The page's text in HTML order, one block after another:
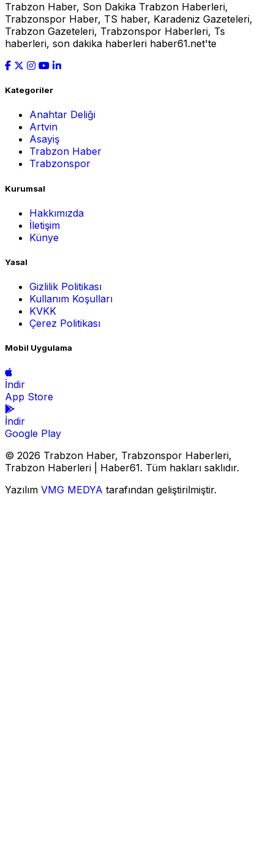
Trabzon Haber, Son Dakika Trabzon Haberleri,
Trabzonspor Haber, TS haber, Karadeniz Gazeteleri,
Trabzon Gazeteleri, Trabzonspor Haberleri, Ts
haberleri, son dakika haberleri haber61.net'te
Kategoriler
Anahtar Deliği
Artvin
Asayiş
Trabzon Haber
Trabzonspor
Kurumsal
Hakkımızda
İletişim
Künye
Yasal
Gizlilik Politikası
Kullanım Koşulları
KVKK
Çerez Politikası
Mobil Uygulama
İndir
App Store
İndir
Google Play
© 2026 Trabzon Haber, Trabzonspor Haberleri,
Trabzon Haberleri | Haber61. Tüm hakları saklıdır.
Yazılım VMG MEDYA tarafından geliştirilmiştir.